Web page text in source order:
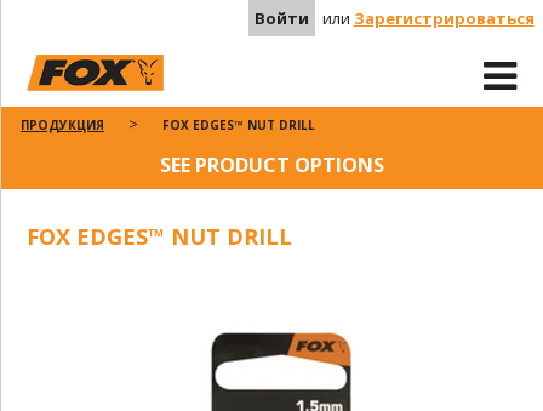
Войти или Зарегистрироваться
ПРОДУКЦИЯ FOX EDGES™ NUT DRILL
SEE PRODUCT OPTIONS
FOX EDGES™ NUT DRILL